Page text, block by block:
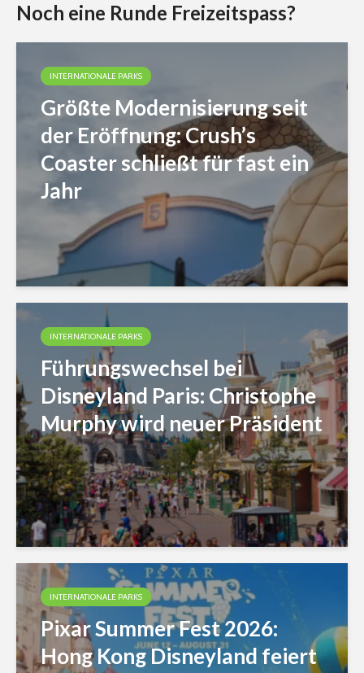
Noch eine Runde Freizeitspass?
INTERNATIONALE PARKS
Größte Modernisierung seit
der Eröffnung: Crush’s
Coaster schließt für fast ein
Jahr
INTERNATIONALE PARKS
Führungswechsel bei
Disneyland Paris: Christophe
Murphy wird neuer Präsident
INTERNATIONALE PARKS
Pixar Summer Fest 2026:
Hong Kong Disneyland feiert